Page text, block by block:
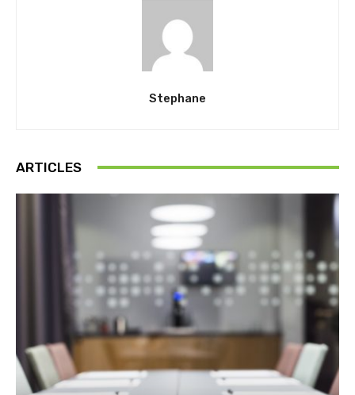
Stephane
ARTICLES